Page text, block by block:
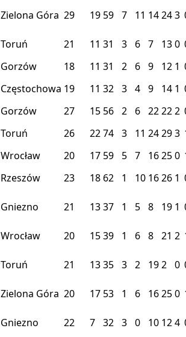
Zielona Góra 29 19 59 7 11 14243
Toruń 21 11 31 3 6 7 130
Gorzów 18 11 31 2 6 9 12 1
Częstochowa 19 11 32 3 4 9 14 1
Gorzów 27 15 56 2 6 22222
Toruń 26 2274 3 11 24293
Wrocław 20 17 59 5 7 16250
Rzeszów 23 18 62 1 10 1626 1
Gniezno 21 1337 1 5 8 19 1
Wrocław 20 1539 1 6 8 21 2
Toruń 21 1335 3 2 192 0
Zielona Góra 20 17 53 1 6 16250
Gniezno 22 7 32 3 0 10 124